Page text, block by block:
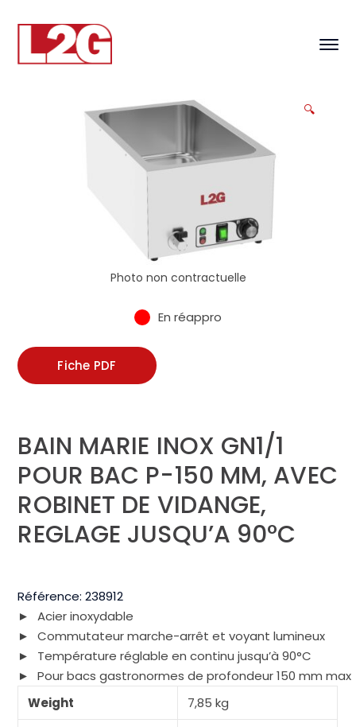
🔍
Photo non contractuelle
En réappro
Fiche PDF
BAIN MARIE INOX GN1/1
POUR BAC P-150 MM, AVEC
ROBINET DE VIDANGE,
REGLAGE JUSQU’A 90°C
Référence:238912
Acier inoxydable
Commutateur marche-arrêt et voyant lumineux
Température réglable en continu jusqu’à 90°C
Pour bacs gastronormes de profondeur 150 mm max
Weight
7,85 kg